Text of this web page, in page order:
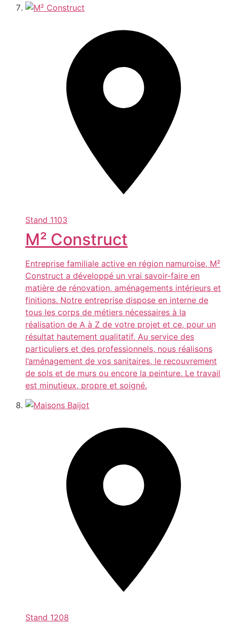
Stand 1103
M² Construct
Entreprise familiale active en région namuroise, M²
Construct a développé un vrai savoir-faire en
matière de rénovation, aménagements intérieurs et
finitions. Notre entreprise dispose en interne de
tous les corps de métiers nécessaires à la
réalisation de A à Z de votre projet et ce, pour un
résultat hautement qualitatif. Au service des
particuliers et des professionnels, nous réalisons
l’aménagement de vos sanitaires, le recouvrement
de sols et de murs ou encore la peinture. Le travail
est minutieux, propre et soigné.
Stand 1208